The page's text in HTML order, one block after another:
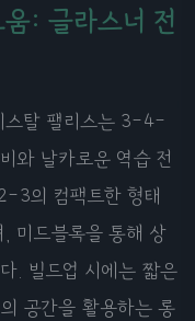
: 글라스너 전
스탈 팰리스는 3-4-
와 날카로운 역습 전
3의 컴팩트한 형태
미드블록을 통해 상
. 빌드업 시에는 짧은
공간을 활용하는 롱